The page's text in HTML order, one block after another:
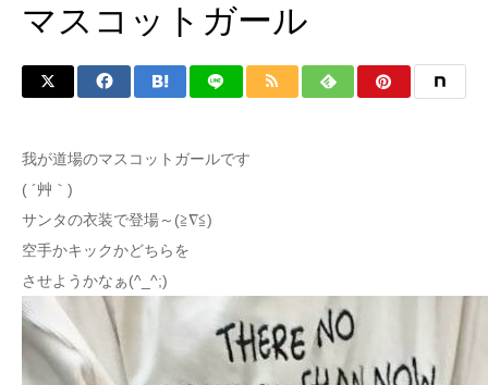
マスコットガール
我が道場のマスコットガールです
( ´艸｀)
サンタの衣装で登場～(≧∇≦)
空手かキックかどちらを
させようかなぁ(^_^;)